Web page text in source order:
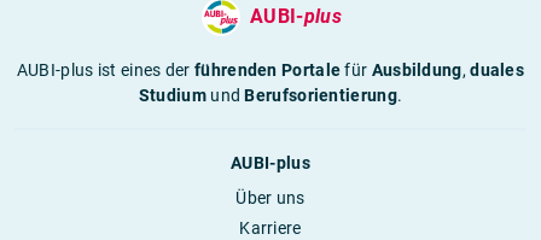
AUBI-plus
AUBI-plus ist eines derführenden Portalefür Ausbildung,duales
StudiumundBerufsorientierung.
AUBI-plus
Über uns
Karriere